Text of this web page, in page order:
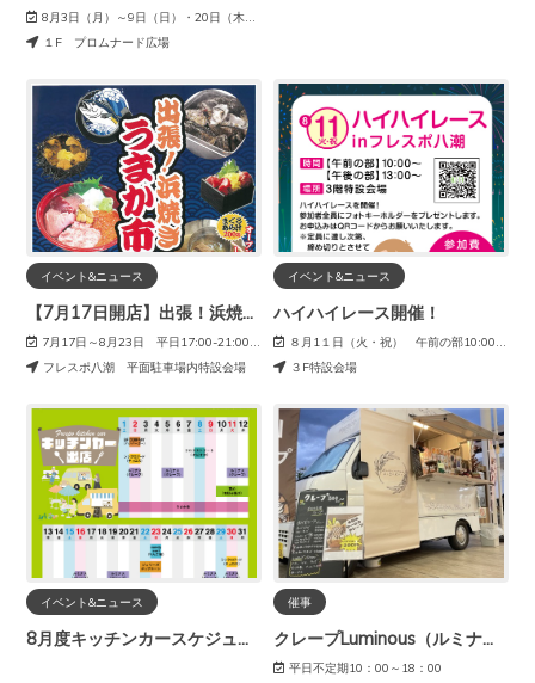
8月3日（月）～9日（日）・20日（木）～27日（木）
１F プロムナード広場
イベント&ニュース
【7月17日開店】出張！浜焼き うまか市場
7月17日～8月23日 平日17:00-21:00 土日祝11:00-21:00
フレスポ八潮 平面駐車場内特設会場
イベント&ニュース
ハイハイレース開催！
８月1１日（火・祝） 午前の部10:00～ 午後の部13:00～
３F特設会場
イベント&ニュース
8月度キッチンカースケジュール
催事
クレープLuminous（ルミナス）
平日不定期10：00～18：00